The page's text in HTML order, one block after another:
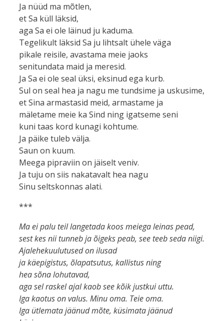
Ja nüüd ma mõtlen,
et Sa küll läksid,
aga Sa ei ole läinud ju kaduma.
Tegelikult läksid Sa ju lihtsalt ühele väga
pikale reisile, avastama meie jaoks
senitundata maid ja meresid.
Ja Sa ei ole seal üksi, eksinud ega kurb.
Sul on seal hea ja nagu me tundsime ja uskusime,
et Sina armastasid meid, armastame ja
mäletame meie ka Sind ning igatseme seni
kuni taas kord kunagi kohtume.
Ja päike tuleb välja.
Saun on kuum.
Meega pipraviin on jäiselt veniv.
Ja tuju on siis nakatavalt hea nagu
Sinu seltskonnas alati.
***
Ma ei palu teil langetada koos meiega leinas pead,
sest kes nii tunneb ja õigeks peab, see teeb seda niigi.
Ajalehekuulutused on ilusad
ja käepigistus, õlapatsutus, kallistus ning
hea sõna lohutavad,
aga sel raskel ajal kaob see kõik justkui uttu.
Iga kaotus on valus. Minu oma. Teie oma.
Iga ütlemata jäänud mõte, küsimata jäänud